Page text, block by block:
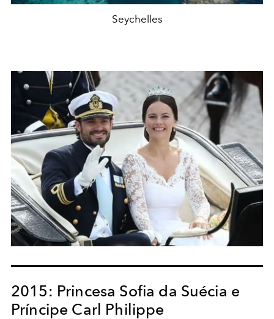
Seychelles
2015: Princesa Sofia da Suécia e
Príncipe Carl Philippe